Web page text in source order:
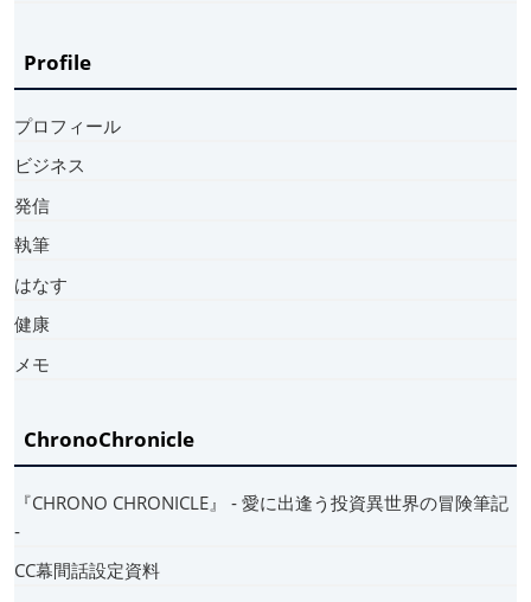
Profile
プロフィール
ビジネス
発信
執筆
はなす
健康
メモ
ChronoChronicle
『CHRONO CHRONICLE』 ‐ 愛に出逢う投資異世界の冒険筆記
‐
CC幕間話設定資料